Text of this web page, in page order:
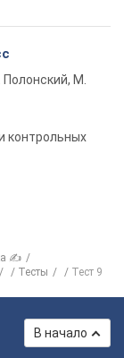
Полонский, М.
контрольных
✍
Тесты Тест 9
В начало